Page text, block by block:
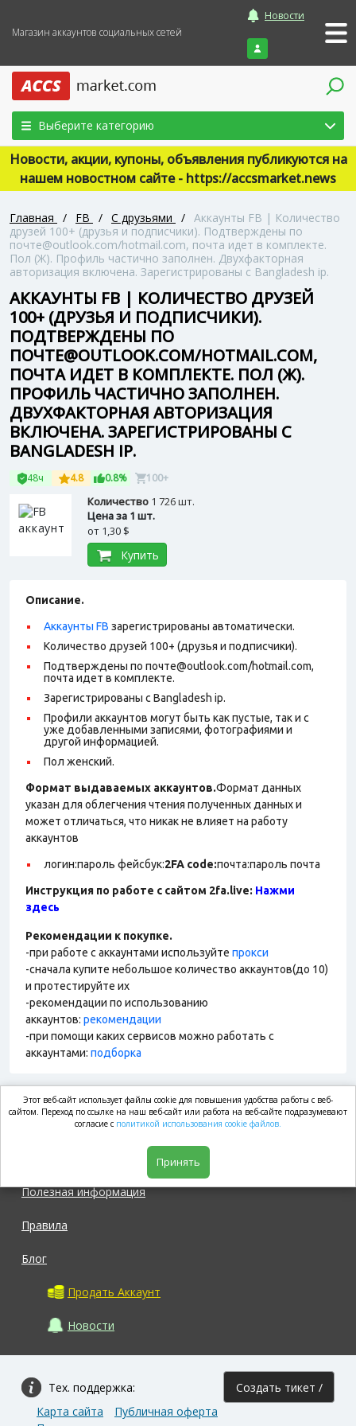
Магазин аккаунтов социальных сетей
Новости
Войти
Выберите категорию
Новости, акции, купоны, объявления публикуются на
нашем новостном сайте - https://accsmarket.news
Главная / FB / С друзьями / Аккаунты FB | Количество
друзей 100+ (друзья и подписчики). Подтверждены по
почте@outlook.com/hotmail.com, почта идет в комплекте.
Пол (Ж). Профиль частично заполнен. Двухфакторная
авторизация включена. Зарегистрированы с Bangladesh ip.
АККАУНТЫ FB | КОЛИЧЕСТВО ДРУЗЕЙ
100+ (ДРУЗЬЯ И ПОДПИСЧИКИ).
ПОДТВЕРЖДЕНЫ ПО
ПОЧТЕ@OUTLOOK.COM/HOTMAIL.COM,
ПОЧТА ИДЕТ В КОМПЛЕКТЕ. ПОЛ (Ж).
ПРОФИЛЬ ЧАСТИЧНО ЗАПОЛНЕН.
ДВУХФАКТОРНАЯ АВТОРИЗАЦИЯ
ВКЛЮЧЕНА. ЗАРЕГИСТРИРОВАНЫ С
BANGLADESH IP.
48ч 4.8 0.8% 100+
Количество 1 726 шт.
Цена за 1 шт.
от 1,30 $
Купить
Описание.
Аккаунты FB зарегистрированы автоматически.
Количество друзей 100+ (друзья и подписчики).
Подтверждены по почте@outlook.com/hotmail.com,
почта идет в комплекте.
Зарегистрированы с Bangladesh ip.
Профили аккаунтов могут быть как пустые, так и с
уже добавленными записями, фотографиями и
другой информацией.
Пол женский.
Формат выдаваемых аккаунтов.Формат данных
указан для облегчения чтения полученных данных и
может отличаться, что никак не влияет на работу
аккаунтов
логин:пароль фейсбук:2FA code:почта:пароль почта
Инструкция по работе с сайтом 2fa.live: Нажми
здесь
Рекомендации к покупке.
-при работе с аккаунтами используйте прокси
-сначала купите небольшое количество аккаунтов(до 10)
и протестируйте их
-рекомендации по использованию
аккаунтов: рекомендации
-при помощи каких сервисов можно работать с
аккаунтами: подборка
market.com
Полезная информация
Правила
Блог
Продать Аккаунт
Новости
Тех. поддержка: Создать тикет /
Карта сайта
Публичная оферта
Этот веб-сайт использует файлы cookie для повышения удобства работы с веб-
сайтом. Переход по ссылке на наш веб-сайт или работа на веб-сайте подразумевают
согласие с политикой использования cookie файлов.
Принять